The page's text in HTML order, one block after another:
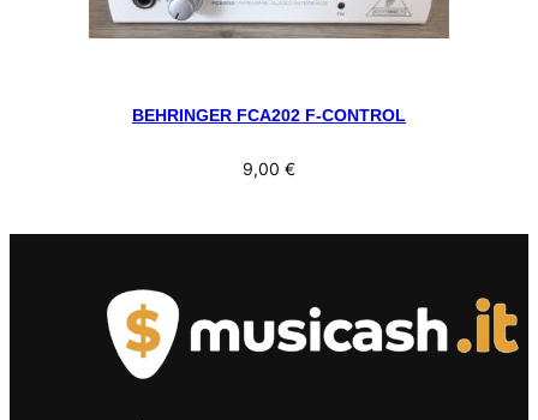
BEHRINGER FCA202 F-CONTROL
9,00 €